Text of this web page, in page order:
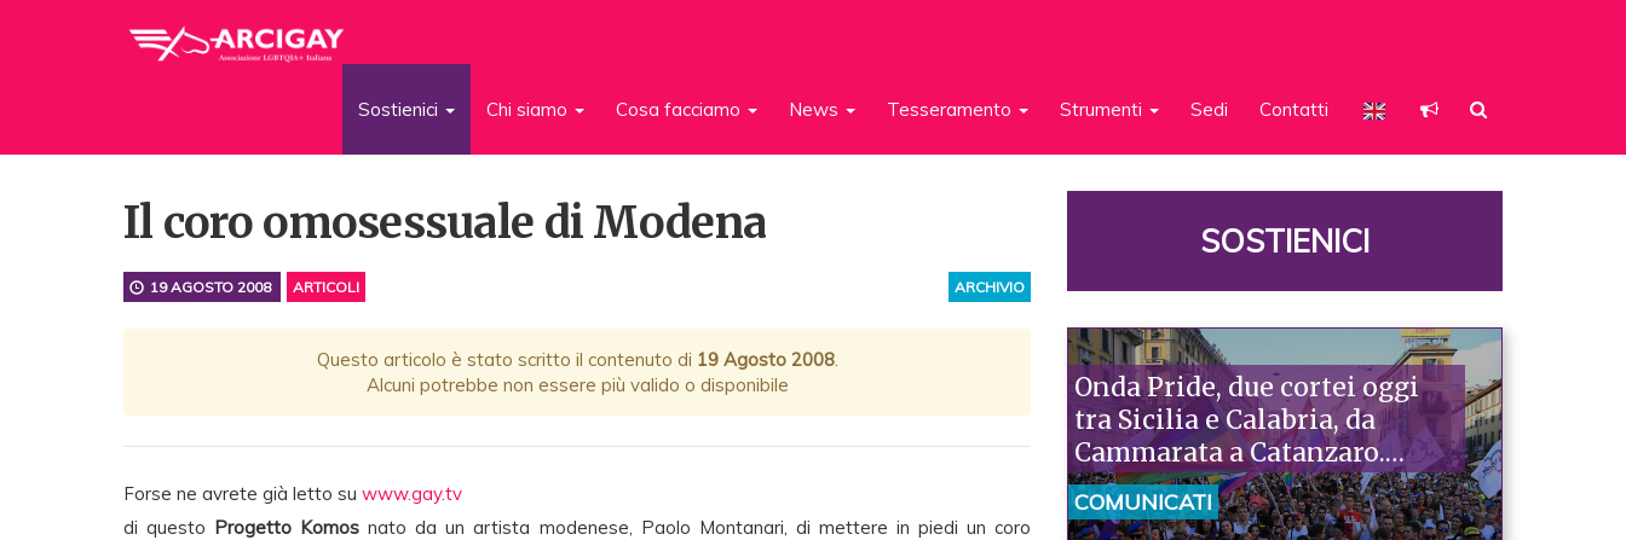
Sostienici Chi siamo Cosa facciamo News Tesseramento Strumenti Sedi Contatti
Il coro omosessuale di Modena
ARCHIVIO
19 AGOSTO 2008 ARTICOLI
Questo articolo è stato scritto il contenuto di 19 Agosto 2008.
Alcuni potrebbe non essere più valido o disponibile
Forse ne avrete già letto su www.gay.tv
di questo Progetto Komos nato da un artista modenese, Paolo Montanari, di mettere in piedi un coro
SOSTIENICI
Onda Pride, due cortei oggi
tra Sicilia e Calabria, da
Cammarata a Catanzaro.
Piazzoni: «Raccontano la
nostra ostinazione»
COMUNICATI